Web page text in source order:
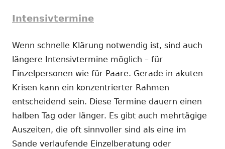
Intensivtermine
Wenn schnelle Klärung notwendig ist, sind auch
längere Intensivtermine möglich – für
Einzelpersonen wie für Paare. Gerade in akuten
Krisen kann ein konzentrierter Rahmen
entscheidend sein. Diese Termine dauern einen
halben Tag oder länger. Es gibt auch mehrtägige
Auszeiten, die oft sinnvoller sind als eine im
Sande verlaufende Einzelberatung oder